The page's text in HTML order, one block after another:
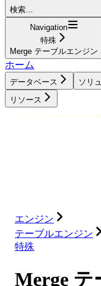
検索...
Navigation
特殊
Merge テーブルエンジン
ホーム
データベース ソリ
リソース
エンジン
テーブルエンジン
特殊
Merge